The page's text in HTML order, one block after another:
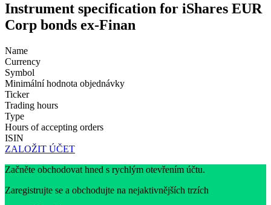
Instrument specification for iShares EUR
Corp bonds ex-Finan
Name
Currency
Symbol
Minimální hodnota objednávky
Ticker
Trading hours
Type
Hours of accepting orders
ISIN
ZALOŽIT ÚČET
Začněte obchodovat hned s rychlým otevřením účtu.
Zaregistrujte se a obchodujte na nejaktivnějších trzích